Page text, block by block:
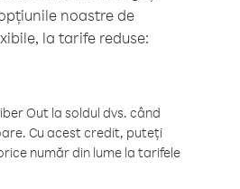
noastre de
la tarife reduse:
Out la soldul dvs. când
Cu acest credit, puteți
număr din lume la tarifele